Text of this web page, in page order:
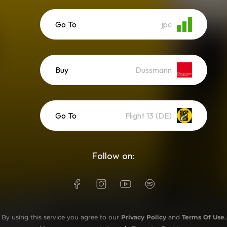
Go To jpc
Buy Dussmann
Go To Flight 13 (DE)
Follow on:
By using this service you agree to our Privacy Policy and Terms Of Use.